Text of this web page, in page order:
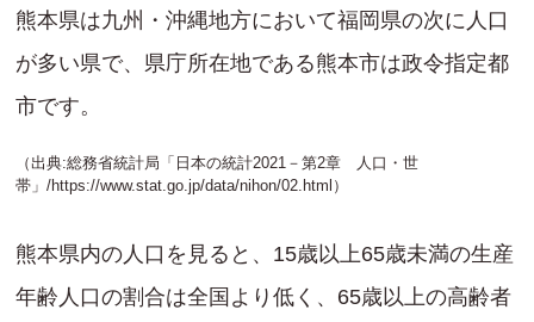
熊本県は九州・沖縄地方において福岡県の次に人口
が多い県で、県庁所在地である熊本市は政令指定都
市です。
（出典:総務省統計局「日本の統計2021－第2章 人口・世
帯」/https://www.stat.go.jp/data/nihon/02.html ）
熊本県内の人口を見ると、15歳以上65歳未満の生産
年齢人口の割合は全国より低く、65歳以上の高齢者